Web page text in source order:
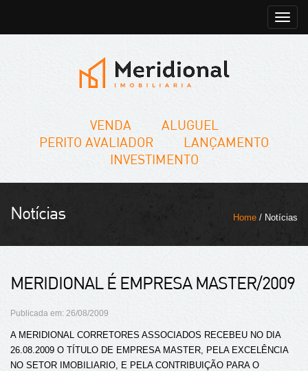
Toggle
VENDA
ALUGUEL
PERITO AVALIADOR
LANÇAMENTO
INVESTIMENTO
Home / Notícias
Notícias
MERIDIONAL É EMPRESA MASTER/2009
Publicada em: 26/08/2009
A MERIDIONAL CORRETORES ASSOCIADOS RECEBEU NO DIA
26.08.2009 O TÍTULO DE EMPRESA MASTER, PELA EXCELÊNCIA
NO SETOR IMOBILIARIO, E PELA CONTRIBUIÇÃO PARA O